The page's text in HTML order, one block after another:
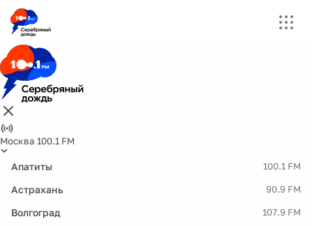
Москва 100.1 FM
Апатиты 100.1 FM
Астрахань 90.9 FM
Волгоград 107.9 FM